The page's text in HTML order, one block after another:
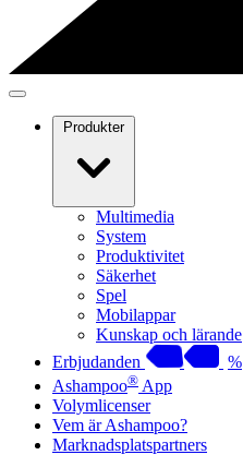
Produkter
Multimedia
System
Produktivitet
Säkerhet
Spel
Mobilappar
Kunskap och lärande
Erbjudanden
%
Ashampoo® App
Volymlicenser
Vem är Ashampoo?
Marknadsplatspartners